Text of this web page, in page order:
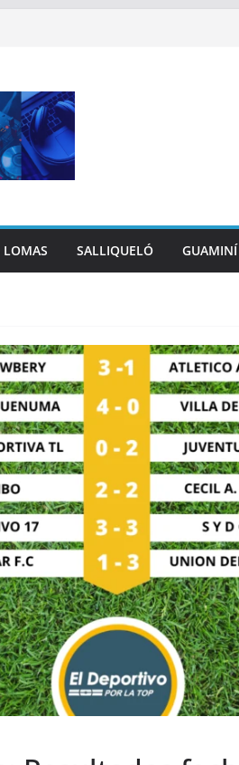
LOMAS SALLIQUELÓ GUAMINÍ